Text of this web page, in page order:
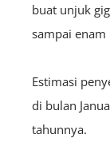
buat unjuk
sampai
Estimasi
di bulan
tahunnya.